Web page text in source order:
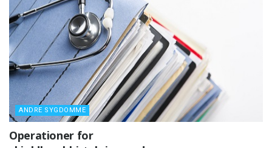
ANDRE SYGDOMME
Operationer for